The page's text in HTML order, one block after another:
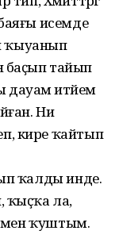
исемде
ҡыуанып
баҫып тайып
итәйем
Ни
кире ҡайтып
ҡалды инде.
ҡыҫҡа ла,
ҡуштым.